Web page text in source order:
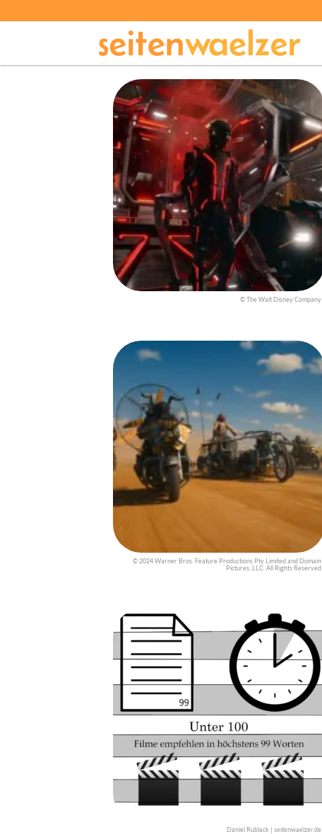
© The Walt Disney Company
© 2024 Warner Bros. Feature Productions Pty Limited and Domain
Pictures, LLC. All Rights Reserved
Daniel Rublack | seitenwaelzer.de